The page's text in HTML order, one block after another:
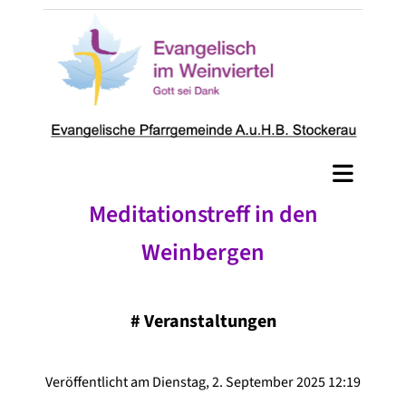
Meditationstreff in den
Weinbergen
#Veranstaltungen
Veröffentlicht am Dienstag, 2. September 2025 12:19